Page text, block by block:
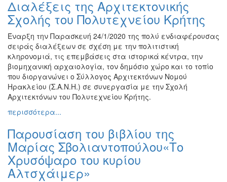
Εκδηλώσεις
ΤΟΠΟΣ
ΜΑΣ
ΔΗΜΟΣ
ΑΝΘΕΚΤΙΚΗ
ΠΟΛΗ
Διαλέξεις της Αρχιτεκτονικής
Σχολής του Πολυτεχνείου Κρήτης
Έναρξη την Παρασκευή 24/1/2020 της πολύ ενδιαφέρουσας
σειράς διαλέξεων σε σχέση με την πολιτιστική
κληρονομιά, τις επεμβάσεις στα ιστορικά κέντρα, την
βιομηχανική αρχαιολογία, τον δημόσιο χώρο και το τοπίο
που διοργανώνει ο Σύλλογος Αρχιτεκτόνων Νομού
Ηρακλείου (Σ.Α.Ν.Η.) σε συνεργασία με την Σχολή
Αρχιτεκτόνων του Πολυτεχνείου Κρήτης.
περισσότερα...
Παρουσίαση του βιβλίου της
Μαρίας Σβολιαντοπούλου«Το
Χρυσόψαρο του κυρίου
Αλτσχάιμερ»